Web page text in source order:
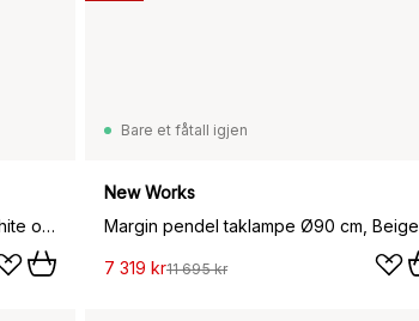
Lantern pendel medium, Frosted white opal glass
Bare et fåtall igjen
New Works
Margin pendel taklampe Ø90 cm, Beige
7 319 kr11 695 kr